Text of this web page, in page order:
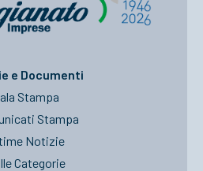
e Documenti
Stampa
Stampa
Notizie
Categorie